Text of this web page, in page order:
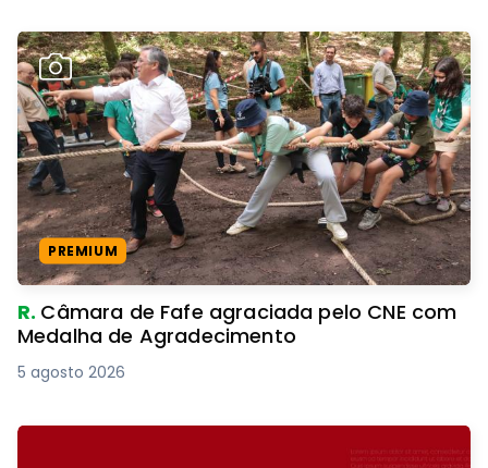
PREMIUM
R. Câmara de Fafe agraciada pelo CNE com
Medalha de Agradecimento
5 agosto 2026